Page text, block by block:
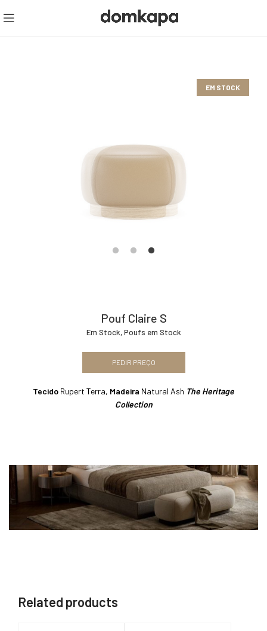
EM STOCK
Pouf Claire S
Em Stock,Poufs em Stock
PEDIR PREÇO
Tecido Rupert Terra, Madeira Natural Ash The Heritage
Collection
Related products